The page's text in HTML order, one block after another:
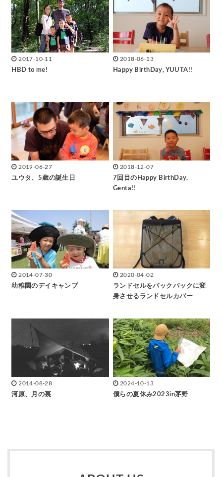
2017-10-11
HBD to me!
2018-06-13
Happy BirthDay, YUUTA!!
2019-06-27
ユウタ、5歳の誕生日
2018-12-07
7回目のHappy BirthDay,
Genta!!
2014-07-30
幼稚園のデイキャンプ
2020-04-02
ランドセルをバックパックに変
身させるランドセルカバー
2014-08-28
河原、月の裏
2024-10-13
僕らの夏休み2023in茅野